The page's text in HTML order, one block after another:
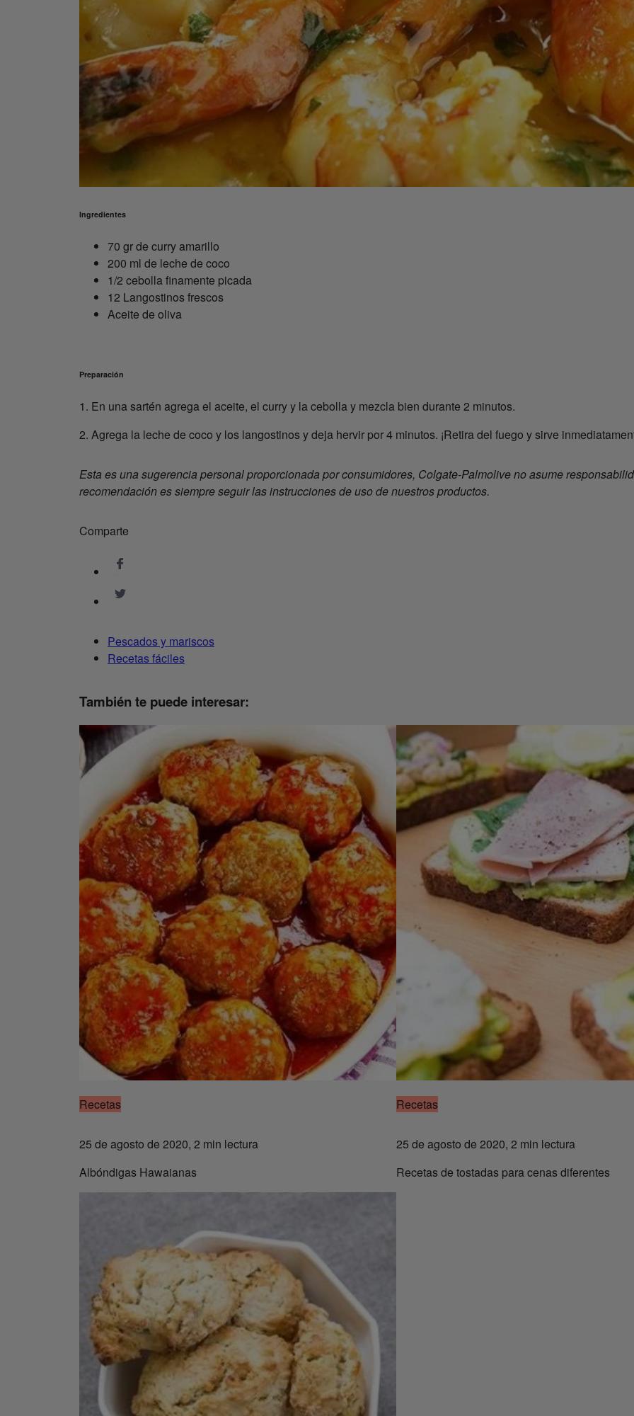
Ingredientes
70 gr de curry amarillo
200 ml de leche de coco
1/2 cebolla finamente picada
12 Langostinos frescos
Aceite de oliva
Preparación
1. En una sartén agrega el aceite, el curry y la cebolla y mezcla bien durante 2 minutos.
2. Agrega la leche de coco y los langostinos y deja hervir por 4 minutos. ¡Retira del fuego y sirve
Esta es una sugerencia personal proporcionada por consumidores, Colgate-Palmolive no asume
recomendación es siempre seguir las instrucciones de uso de nuestros productos.
Comparte
Pescados y mariscos
Recetas fáciles
También te puede interesar:
Recetas
25 de agosto de 2020, 2 min lectura
Albóndigas Hawaianas
Recetas
25 de agosto de 2020, 2 min lectura
Recetas de tostadas para cenas diferentes